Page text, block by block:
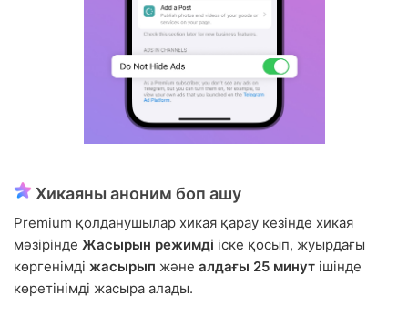
Хикаяны аноним боп ашу
Premium қолданушылар хикая қарау кезінде хикая
мәзірінде Жасырын режимді іске қосып, жуырдағы
көргенімді жасырып және алдағы 25 минут ішінде
көретінімді жасыра алады.